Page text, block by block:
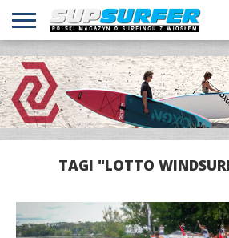
AKTUALNOŚCI
TESTY
WYPRAWY
PORADY
FILMY
KALENDARZ
KONTAKT
TAGI "LOTTO